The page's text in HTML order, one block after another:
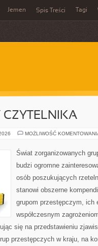
Jemen Spis Treści Tagi
CZYTELNIKA
MOŻLIWOŚĆ
Świat zorganizowanych
budzi ogromne
osób poszukujących
stanowi obszerne
grupom przestępczym, ich
współczesnym
się na przedstawieniu
przestępczych w kraju, na